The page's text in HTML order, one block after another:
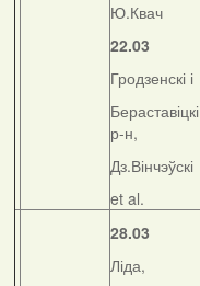
Ю.Квач
22.03
Гродзенскі і
Бераставіцкі
р-н,
Дз.Вінчэўскі
et al.
28.03
Ліда,